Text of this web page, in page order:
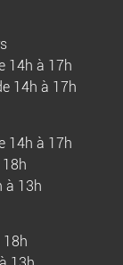
14h à 17h
14h à 17h
14h à 17h
à 13h
18h